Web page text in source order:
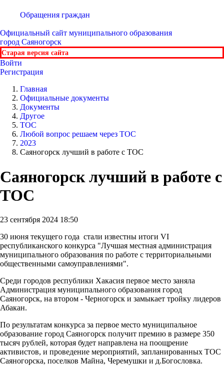
Обращения граждан
Официальный сайт муниципального образования
город Саяногорск
Старая версия сайта
Войти
Регистрация
Главная
Официальные документы
Документы
Другое
ТОС
Любой вопрос решаем через ТОС
2023
Саяногорск лучший в работе с ТОС
Саяногорск лучший в работе с
ТОС
23 сентября 2024 18:50
30 июня текущего года стали известны итоги VI
республиканского конкурса "Лучшая местная администрация
муниципального образования по работе с территориальными
общественными самоуправлениями".
Среди городов республики Хакасия первое место заняла
Администрация муниципального образования город
Саяногорск, на втором - Черногорск и замыкает тройку лидеров
Абакан.
По результатам конкурса за первое место муниципальное
образование город Саяногорск получит премию в размере 350
тысяч рублей, которая будет направлена на поощрение
активистов, и проведение мероприятий, запланированных ТОС
Саяногорска, поселков Майна, Черемушки и д.Богословка.